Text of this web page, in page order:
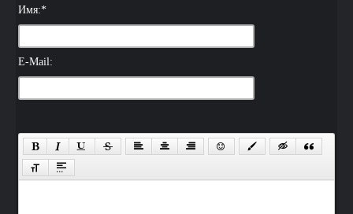
Имя:*
E-Mail: